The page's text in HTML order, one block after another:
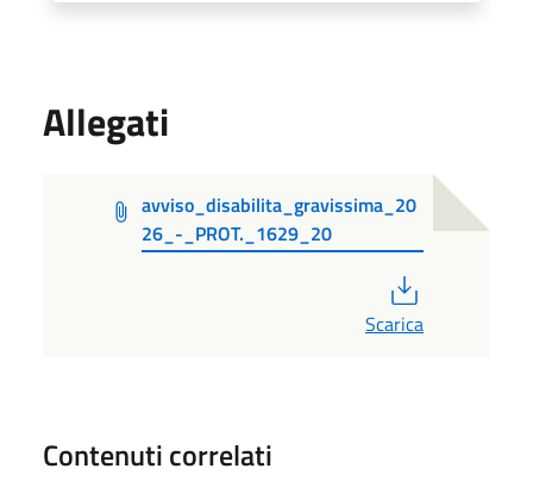
Allegati
avviso_disabilita_gravissima_20
26_-_PROT._1629_20
Scarica
Contenuti correlati